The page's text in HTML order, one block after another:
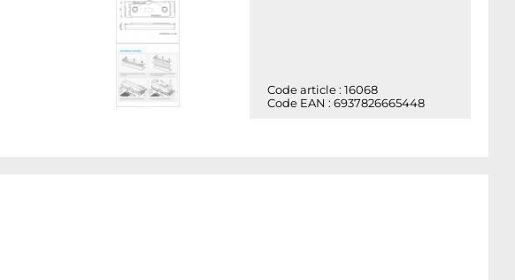
Code article : 16068
Code EAN : 6937826665448